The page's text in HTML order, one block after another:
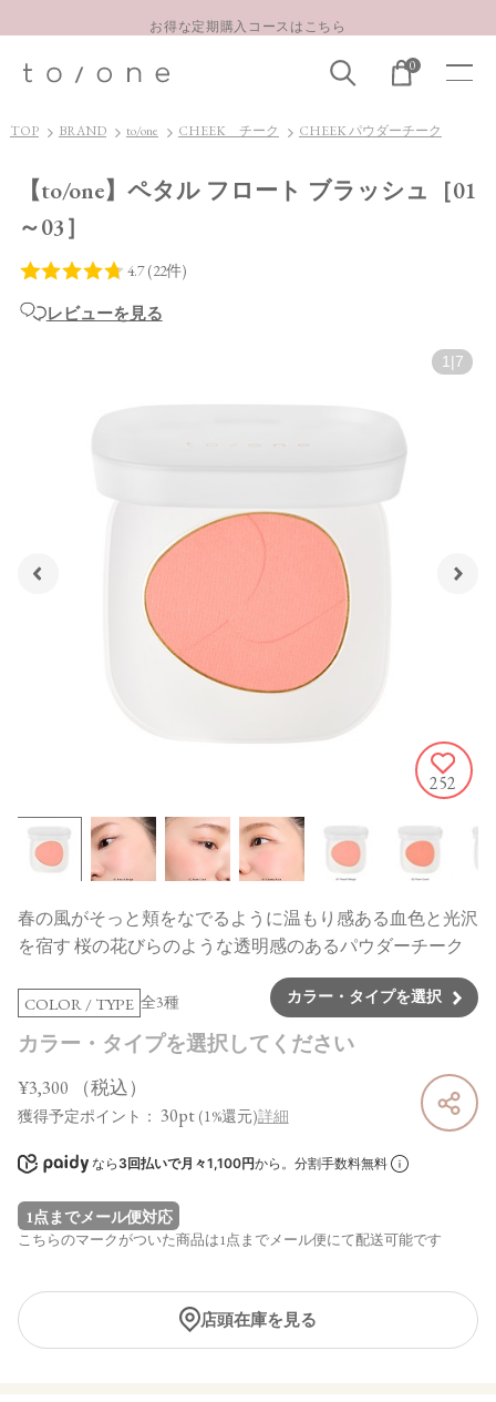
お得な定期購入コースはこちら
【重要】お盆期間中のお問い合わせと商品配送に関しまして
お得な定期購入コースはこちら
0
TOP BRAND to/one CHEEK チーク CHEEK パウダーチーク
【to/one】ペタル フロート ブラッシュ［01
～03］
レビューを見る
1 | 7
252
春の風がそっと頬をなでるように温もり感ある血色と光沢
を宿す 桜の花びらのような透明感のあるパウダーチーク
COLOR / TYPE 全3種 カラー・タイプを選択
カラー・タイプを選択してください
¥3,300 （税込）
獲得予定ポイント： 30pt (1%還元)詳細
なら 3回払いで月々1,100円から。分割手数料無料
1点までメール便対応
こちらのマークがついた商品は1点までメール便にて配送可能です
店頭在庫を見る